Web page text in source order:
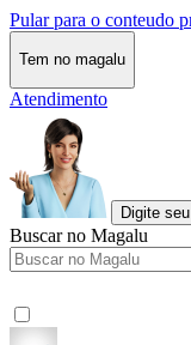
Pular para o conteudo
Tem no magalu
Atendimento
Digite
Buscar no Magalu